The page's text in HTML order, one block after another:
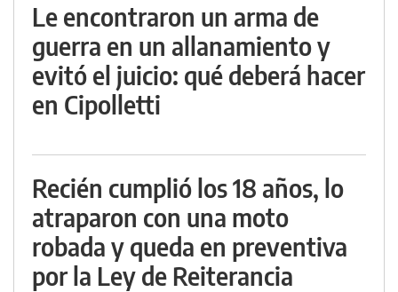
Le encontraron un arma de
guerra en un allanamiento y
evitó el juicio: qué deberá hacer
en Cipolletti
Recién cumplió los 18 años, lo
atraparon con una moto
robada y queda en preventiva
por la Ley de Reiterancia